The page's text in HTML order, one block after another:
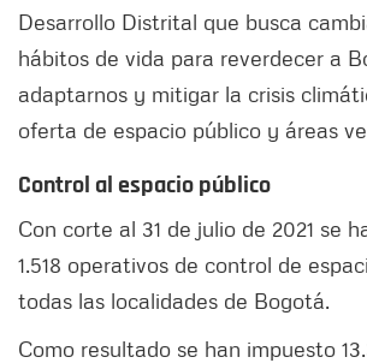
Desarrollo Distrital que busca
hábitos de vida para reverdecer a
adaptarnos y mitigar la crisis
oferta de espacio público y áreas
Control al espacio público
Con corte al 31 de julio de 2021 se
1.518 operativos de control de
todas las localidades de Bogotá.
Como resultado se han impuesto